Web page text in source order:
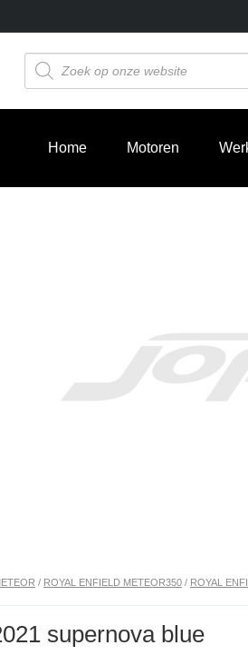
Producten
zoeken
Home Motoren
/ ROYAL ENFIELD METEOR350 / ROYAL
supernova blue